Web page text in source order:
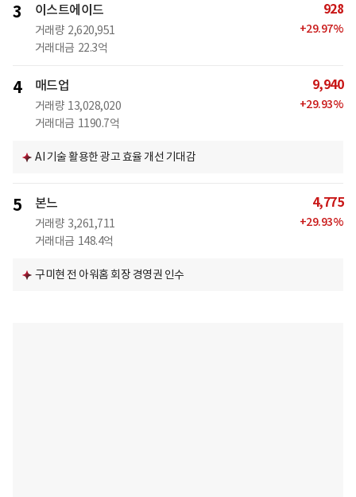
3 이스트에이드
거래량 2,620,951
거래대금 22.3억
928
+29.97%
4 매드업
거래량 13,028,020
거래대금 1190.7억
9,940
+29.93%
AI 기술 활용한 광고 효율 개선 기대감
5 본느
거래량 3,261,711
거래대금 148.4억
4,775
+29.93%
구미현 전 아워홈 회장 경영권 인수